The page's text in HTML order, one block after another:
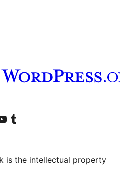
besuchen
Konto besuchen
YouTube-Kanal besuchen
Unser Tumblr-Konto besuchen
is the intellectual property